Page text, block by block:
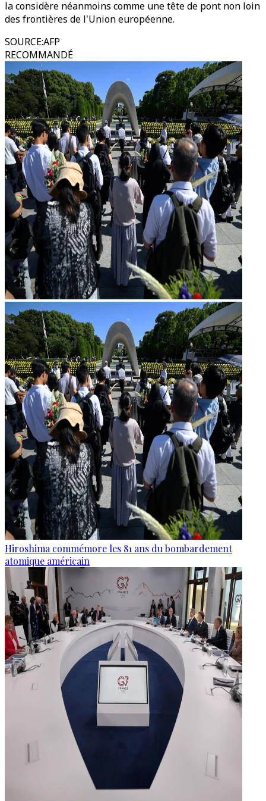
la considère néanmoins comme une tête de pont non loin
des frontières de l'Union européenne.
SOURCE:AFP
RECOMMANDÉ
Hiroshima commémore les 81 ans du bombardement
atomique américain